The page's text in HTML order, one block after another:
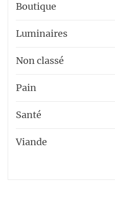
Boutique
Luminaires
Non classé
Pain
Santé
Viande